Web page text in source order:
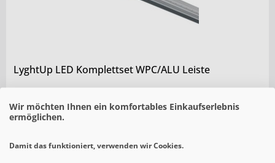
LyghtUp LED Komplettset WPC/ALU Leiste
Wir möchten Ihnen ein komfortables Einkaufserlebnis
ermöglichen.
Damit das funktioniert, verwenden wir Cookies.